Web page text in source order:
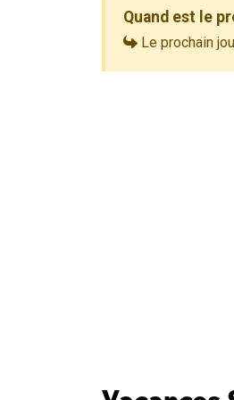
Quand est le
Le prochain